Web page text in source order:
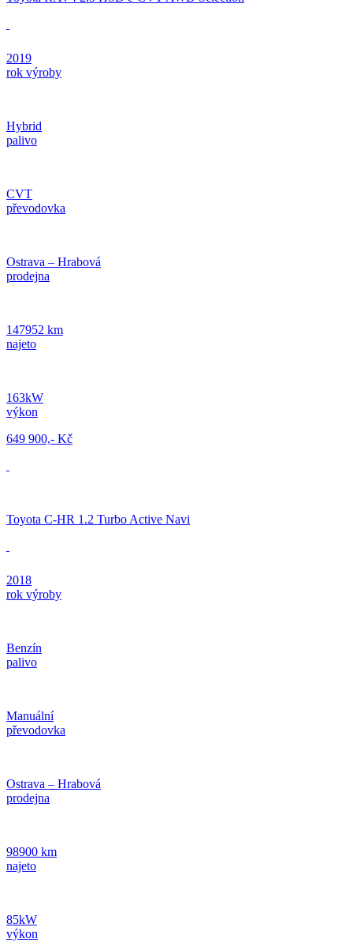
2019
rok výroby
Hybrid
palivo
CVT
převodovka
Ostrava – Hrabová
prodejna
147952 km
najeto
163kW
výkon
649 900,- Kč
Toyota C-HR 1.2 Turbo Active Navi
2018
rok výroby
Benzín
palivo
Manuální
převodovka
Ostrava – Hrabová
prodejna
98900 km
najeto
85kW
výkon